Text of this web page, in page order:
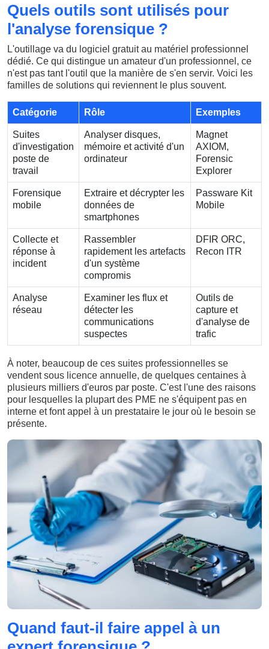
Quels outils sont utilisés pour
l'analyse forensique ?
L'outillage va du logiciel gratuit au matériel professionnel
dédié. Ce qui distingue un amateur d'un professionnel, ce
n'est pas tant l'outil que la manière de s'en servir. Voici les
familles de solutions qui reviennent le plus souvent.
Catégorie Rôle Exemples
Suites
d'investigation
poste de
travail
Analyser disques,
mémoire et activité d'un
ordinateur
Magnet
AXIOM,
Forensic
Explorer
Forensique
mobile
Extraire et décrypter les
données de
smartphones
Passware Kit
Mobile
Collecte et
réponse à
incident
Rassembler
rapidement les artefacts
d'un système
compromis
DFIR ORC,
Recon ITR
Analyse
réseau
Examiner les flux et
détecter les
communications
suspectes
Outils de
capture et
d'analyse de
trafic
À noter, beaucoup de ces suites professionnelles se
vendent sous licence annuelle, de quelques centaines à
plusieurs milliers d'euros par poste. C'est l'une des raisons
pour lesquelles la plupart des PME ne s'équipent pas en
interne et font appel à un prestataire le jour où le besoin se
présente.
Quand faut-il faire appel à un